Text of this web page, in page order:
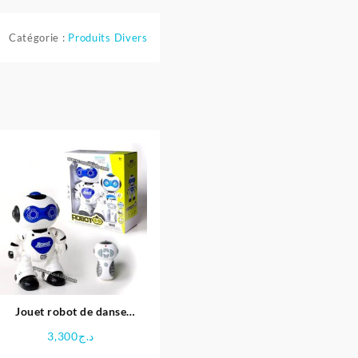
Catégorie : Produits Divers
Jouet robot de danse
د.ج3,300